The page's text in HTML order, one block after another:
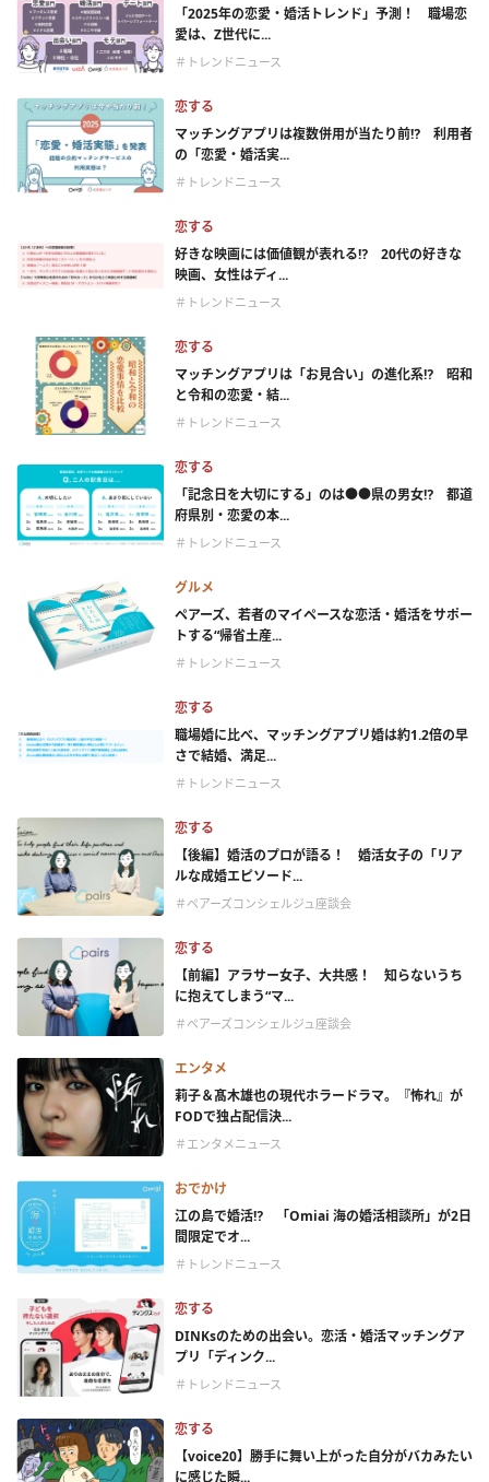
「2025年の恋愛・婚活トレンド」予測！ 職場恋
愛は、Z世代に...
＃トレンドニュース
恋する
マッチングアプリは複数併用が当たり前⁉ 利用者
の「恋愛・婚活実...
＃トレンドニュース
恋する
好きな映画には価値観が表れる⁉ 20代の好きな
映画、女性はディ...
＃トレンドニュース
恋する
マッチングアプリは「お見合い」の進化系⁉ 昭和
と令和の恋愛・結...
＃トレンドニュース
恋する
「記念日を大切にする」のは●●県の男女⁉ 都道
府県別・恋愛の本...
＃トレンドニュース
グルメ
ペアーズ、若者のマイペースな恋活・婚活をサポー
トする“帰省土産...
＃トレンドニュース
恋する
職場婚に比べ、マッチングアプリ婚は約1.2倍の早
さで結婚、満足...
＃トレンドニュース
恋する
【後編】婚活のプロが語る！ 婚活女子の「リア
ルな成婚エピソード...
＃ペアーズコンシェルジュ座談会
恋する
【前編】アラサー女子、大共感！ 知らないうち
に抱えてしまう“マ...
＃ペアーズコンシェルジュ座談会
エンタメ
莉子＆髙木雄也の現代ホラードラマ。『怖れ』が
FODで独占配信決...
＃エンタメニュース
おでかけ
江の島で婚活⁉ 「Omiai 海の婚活相談所」が2日
間限定でオ...
＃トレンドニュース
恋する
DINKsのための出会い。恋活・婚活マッチングア
プリ「ディンク...
＃トレンドニュース
恋する
【voice20】勝手に舞い上がった自分がバカみたい
に感じた瞬...